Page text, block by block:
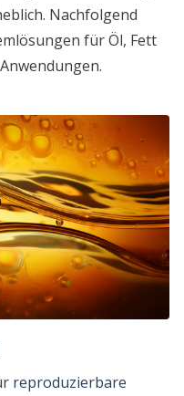
Nachfolgend
für Öl, Fett
reproduzierbare